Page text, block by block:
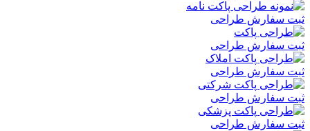
ثبت سفارش طراحی
ثبت سفارش طراحی
ثبت سفارش طراحی
ثبت سفارش طراحی
ثبت سفارش طراحی